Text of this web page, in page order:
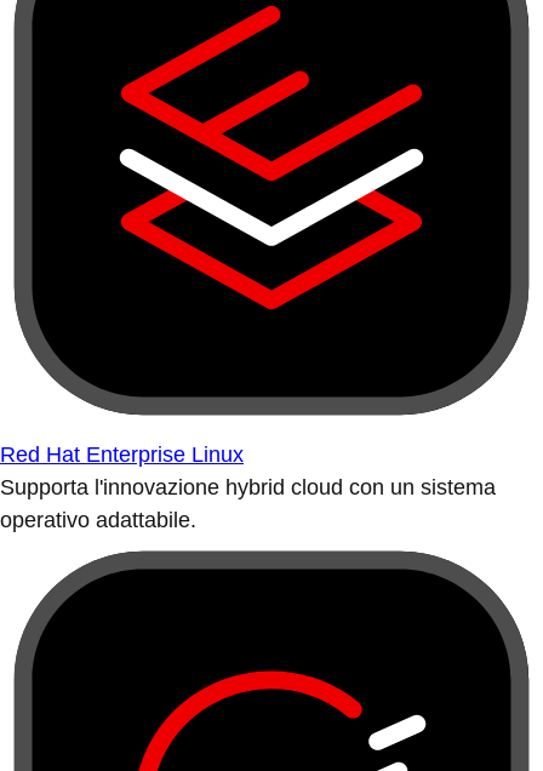
Red Hat Enterprise Linux
Supporta l'innovazione hybrid cloud con un sistema
operativo adattabile.